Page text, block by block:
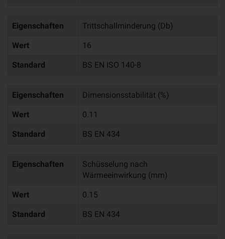
Eigenschaften Trittschallminderung (Db)
Wert 16
Standard BS EN ISO 140-8
Eigenschaften Dimensionsstabilität (%)
Wert 0.11
Standard BS EN 434
Eigenschaften
Schüsselung nach
Wärmeeinwirkung (mm)
Wert 0.15
Standard BS EN 434